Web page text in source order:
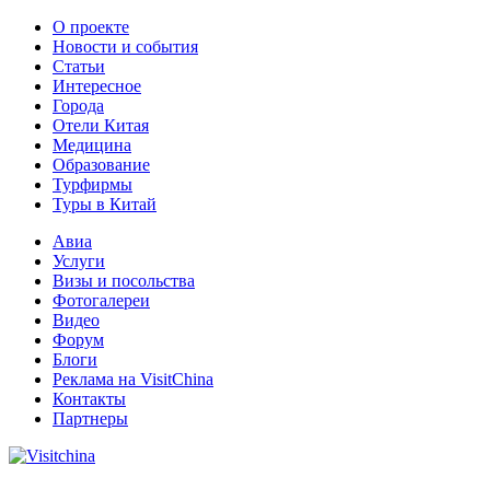
О проекте
Новости и события
Статьи
Интересное
Города
Отели Китая
Медицина
Образование
Турфирмы
Туры в Китай
Авиа
Услуги
Визы и посольства
Фотогалереи
Видео
Форум
Блоги
Реклама на VisitChina
Контакты
Партнеры